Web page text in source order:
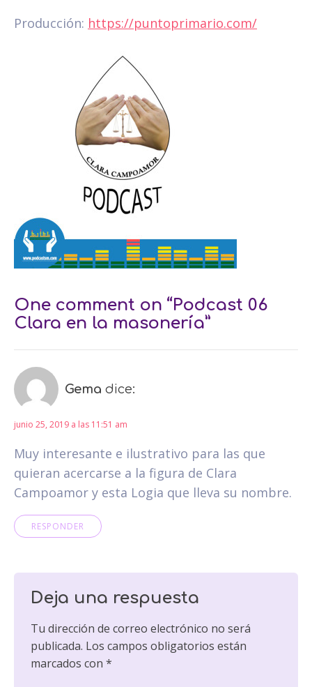
Producción: https://puntoprimario.com/
One comment on “Podcast 06
Clara en la masonería”
Gema dice:
junio 25, 2019 a las 11:51 am
Muy interesante e ilustrativo para las que
quieran acercarse a la figura de Clara
Campoamor y esta Logia que lleva su nombre.
RESPONDER
Deja una respuesta
Tu dirección de correo electrónico no será
publicada. Los campos obligatorios están
marcados con *